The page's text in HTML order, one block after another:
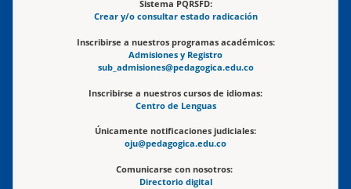
Sistema PQRSFD:
Crear y/o consultar estado radicación
Inscribirse a nuestros programas académicos:
Admisiones y Registro
sub_admisiones@pedagogica.edu.co
Inscribirse a nuestros cursos de idiomas:
Centro de Lenguas
Únicamente notificaciones judiciales:
oju@pedagogica.edu.co
Comunicarse con nosotros:
Directorio digital